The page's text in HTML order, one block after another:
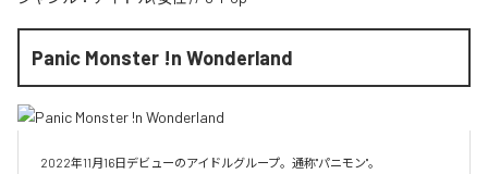
Panic Monster !n Wonderland
2022年11月16日デビューのアイドルグループ。通称"パニモン"。